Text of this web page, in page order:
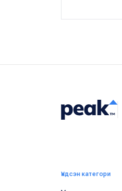
Үндсэн категори